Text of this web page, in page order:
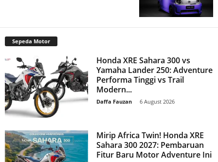
Sepeda Motor
Honda XRE Sahara 300 vs
Yamaha Lander 250: Adventure
Performa Tinggi vs Trail
Modern...
Daffa Fauzan 6 August 2026
Mirip Africa Twin! Honda XRE
Sahara 300 2027: Pembaruan
Fitur Baru Motor Adventure Ini